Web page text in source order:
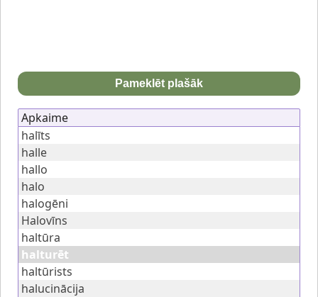
Pameklēt plašāk
Apkaime
halīts
halle
hallo
halo
halogēni
Halovīns
haltūra
halturēt
haltūrists
halucinācija